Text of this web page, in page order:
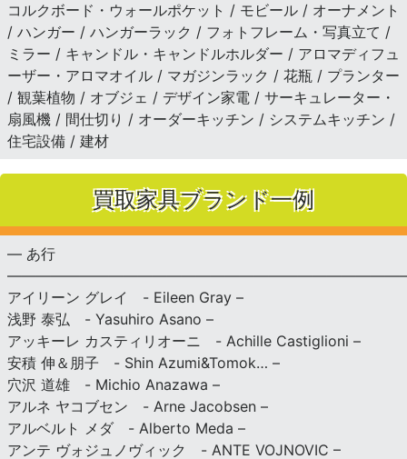
コルクボード・ウォールポケット / モビール / オーナメント
/ ハンガー / ハンガーラック / フォトフレーム・写真立て /
ミラー / キャンドル・キャンドルホルダー / アロマディフュ
ーザー・アロマオイル / マガジンラック / 花瓶 / プランター
/ 観葉植物 / オブジェ / デザイン家電 / サーキュレーター・
扇風機 / 間仕切り / オーダーキッチン / システムキッチン /
住宅設備 / 建材
買取家具ブランド一例
— あ行
アイリーン グレイ - Eileen Gray –
浅野 泰弘 - Yasuhiro Asano –
アッキーレ カスティリオーニ - Achille Castiglioni –
安積 伸＆朋子 - Shin Azumi&Tomok… –
穴沢 道雄 - Michio Anazawa –
アルネ ヤコブセン - Arne Jacobsen –
アルベルト メダ - Alberto Meda –
アンテ ヴォジュノヴィック - ANTE VOJNOVIC –